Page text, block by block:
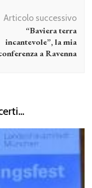
Articolo successivo
“Baviera terra
incantevole”, la mia
a Ravenna